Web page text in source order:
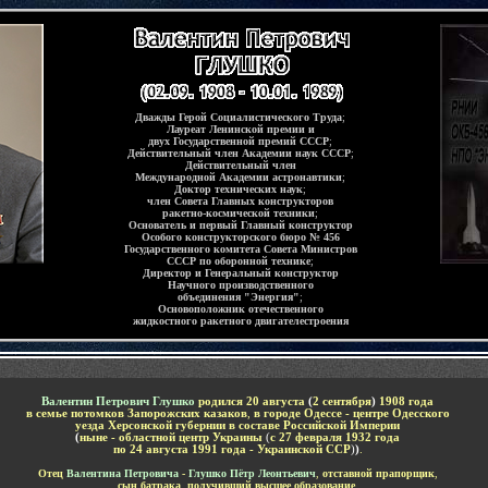
Дважды Герой Социалистического Труда;
Лауреат Ленинской премии и
двух Государственной премий СССР;
Действительный член Академии наук СССР;
Действительный член
Международной Академии астронавтики;
Доктор технических наук;
член Совета Главных конструкторов
ракетно-космической техники;
Основатель и первый Главный конструктор
Особого конструкторского бюро № 456
Государственного комитета Совета Министров
СССР по оборонной технике;
Директор и Генеральный конструктор
Научного производственного
объединения "Энергия";
Основоположник отечественного
жидкостного ракетного двигателестроения
Валентин Петрович Глушко родился 20 августа (2 сентября) 1908 года
в семье потомков Запорожских казаков, в городе Одессе - центре Одесского
уезда Херсонской губернии в составе Российской Империи
(ныне - областной центр Украины (с 27 февраля 1932 года
по 24 августа 1991 года - Украинской ССР)).
ОтецВалентина Петровича -Глушко Пётр Леонтьевич, отставной прапорщик,
сын батрака, получивший высшее образование.